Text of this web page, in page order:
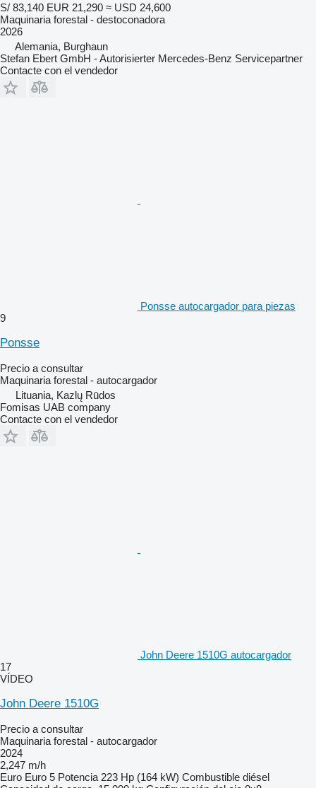
S/ 83,140 EUR 21,290 ≈ USD 24,600
Maquinaria forestal - destoconadora
2026
Alemania, Burghaun
Stefan Ebert GmbH - Autorisierter Mercedes-Benz Servicepartner
Contacte con el vendedor
Ponsse autocargador para piezas
9
Ponsse
Precio a consultar
Maquinaria forestal - autocargador
Lituania, Kazlų Rūdos
Fomisas UAB company
Contacte con el vendedor
John Deere 1510G autocargador
17
VÍDEO
John Deere 1510G
Precio a consultar
Maquinaria forestal - autocargador
2024
2,247 m/h
Euro Euro 5 Potencia 223 Hp (164 kW) Combustible diésel